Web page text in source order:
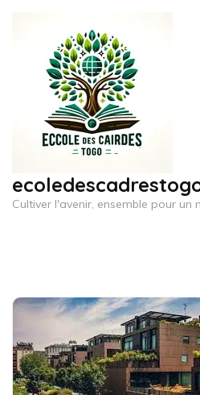
contenu
(Pressez
Cultiver l'avenir, ensemble pour un